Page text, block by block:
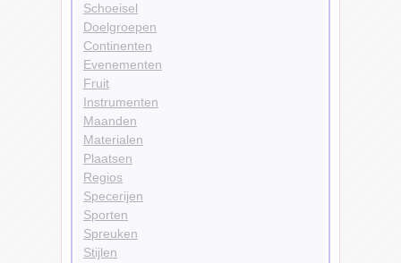
Schoeisel
Doelgroepen
Continenten
Evenementen
Fruit
Instrumenten
Maanden
Materialen
Plaatsen
Regios
Specerijen
Sporten
Spreuken
Stijlen